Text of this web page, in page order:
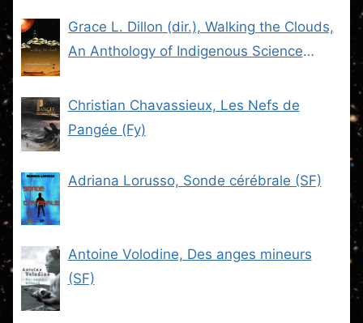
Grace L. Dillon (dir.), Walking the Clouds,
An Anthology of Indigenous Science
Christian Chavassieux, Les Nefs de
Pangée (Fy)
Adriana Lorusso, Sonde cérébrale (SF)
Antoine Volodine, Des anges mineurs
(SF)